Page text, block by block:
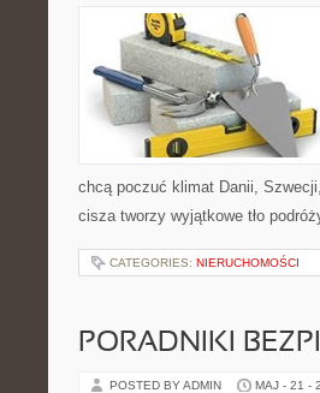
chcą poczuć klimat Danii,
cisza tworzy wyjątkowe tło
CATEGORIES: NIERUCHOMOŚCI
PORADNIKI
POSTED BY ADMIN MAJ - 21 -